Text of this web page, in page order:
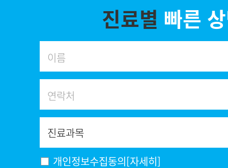
진료별 빠른
개인정보수집동의[자세히]